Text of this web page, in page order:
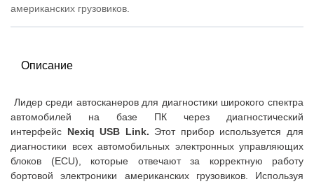
американских грузовиков.
Описание
Лидер среди автосканеров для диагностики широкого спектра
автомобилей на базе ПК через диагностический
интерфейс Nexiq USB Link. Этот прибор используется для
диагностики всех автомобильных электронных управляющих
блоков (ECU), которые отвечают за корректную работу
бортовой электроники американских грузовиков. Используя